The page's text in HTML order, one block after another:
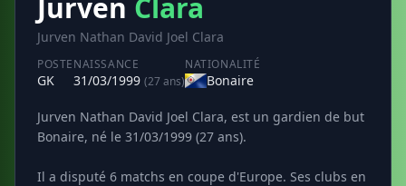
Jurven Clara
Jurven Nathan David Joel Clara
POSTE
GK
NAISSANCE
31/03/1999 (27 ans)
NATIONALITÉ
Bonaire
Jurven Nathan David Joel Clara, est un gardien de but
Bonaire, né le 31/03/1999 (27 ans).
Il a disputé 6 matchs en coupe d'Europe. Ses clubs en